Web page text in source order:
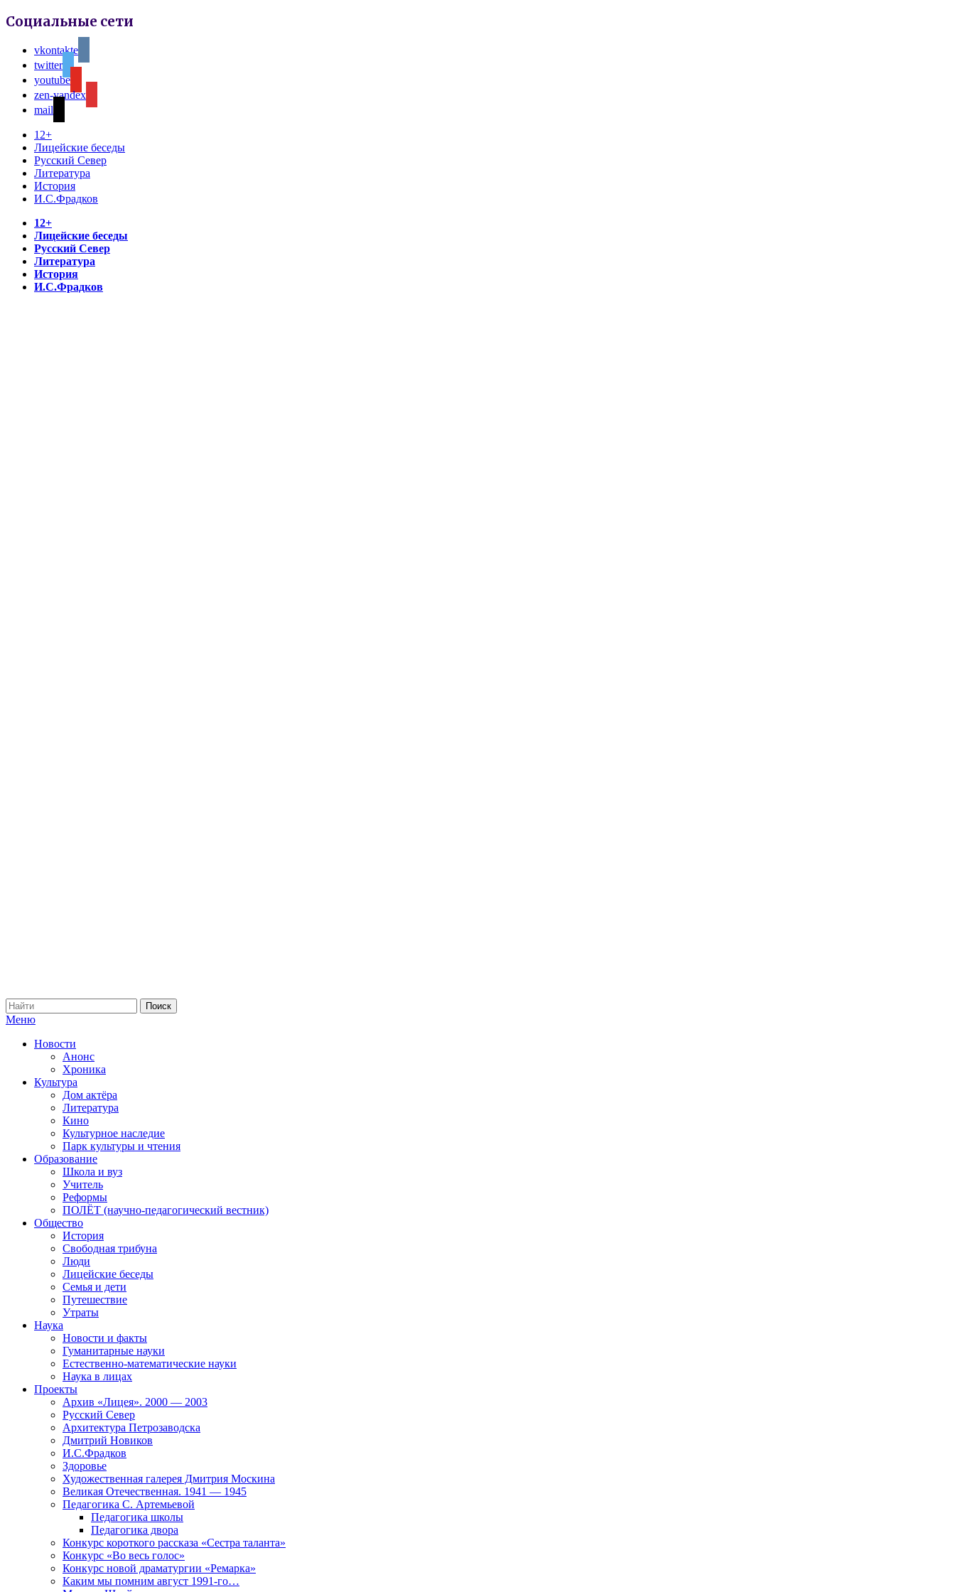
Социальные сети
vkontakte
twitter
youtube
zen-yandex
mail
12+
Лицейские беседы
Русский Север
Литература
История
И.С.Фрадков
12+
Лицейские беседы
Русский Север
Литература
История
И.С.Фрадков
Меню
Новости
Анонс
Хроника
Культура
Дом актёра
Литература
Кино
Культурное наследие
Парк культуры и чтения
Образование
Школа и вуз
Учитель
Реформы
ПОЛЁТ (научно-педагогический вестник)
Общество
История
Свободная трибуна
Люди
Лицейские беседы
Семья и дети
Путешествие
Утраты
Наука
Новости и факты
Гуманитарные науки
Естественно-математические науки
Наука в лицах
Проекты
Архив «Лицея». 2000 — 2003
Русский Север
Архитектура Петрозаводска
Дмитрий Новиков
И.С.Фрадков
Здоровье
Художественная галерея Дмитрия Москина
Великая Отечественная. 1941 — 1945
Педагогика С. Артемьевой
Педагогика школы
Педагогика двора
Конкурс короткого рассказа «Сестра таланта»
Конкурс «Во весь голос»
Конкурс новой драматургии «Ремарка»
Каким мы помним август 1991-го…